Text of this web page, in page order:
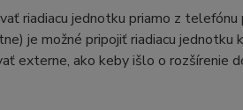
riadiacu jednotku priamo z telefónu
je možné pripojiť riadiacu
externe, ako keby išlo o rozšírenie